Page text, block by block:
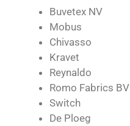
Buvetex NV
Mobus
Chivasso
Kravet
Reynaldo
Romo Fabrics BV
Switch
De Ploeg